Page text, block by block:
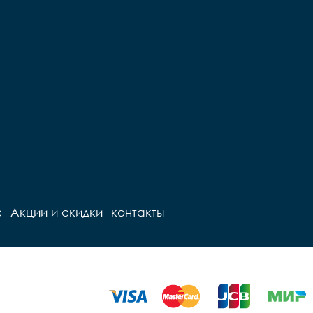
Акции и скидки контакты